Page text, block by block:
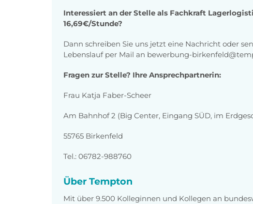
Interessiert an der Stelle als Fachkraft
16,69€/Stunde?
Dann schreiben Sie uns jetzt eine Nachricht oder
Lebenslauf per Mail an bewerbung-
Fragen zur Stelle? Ihre Ansprechpartnerin:
Frau Katja Faber-Scheer
Am Bahnhof 2 (Big Center, Eingang SÜD, im
55765 Birkenfeld
Tel.: 06782-988760
Über Tempton
Mit über 9.500 Kolleginnen und Kollegen an